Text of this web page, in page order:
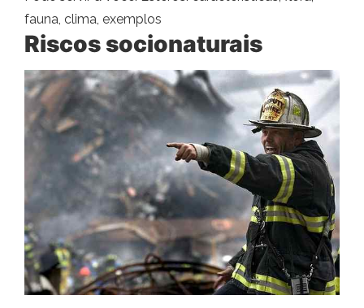
fauna, clima, exemplos
Riscos socionaturais